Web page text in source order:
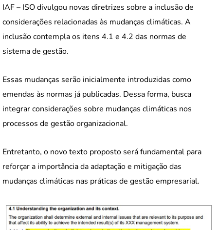
IAF – ISO divulgou novas diretrizes sobre a inclusão de
considerações relacionadas às mudanças climáticas. A
inclusão contempla os itens 4.1 e 4.2 das normas de
sistema de gestão.
Essas mudanças serão inicialmente introduzidas como
emendas às normas já publicadas. Dessa forma, busca
integrar considerações sobre mudanças climáticas nos
processos de gestão organizacional.
Entretanto, o novo texto proposto será fundamental para
reforçar a importância da adaptação e mitigação das
mudanças climáticas nas práticas de gestão empresarial.